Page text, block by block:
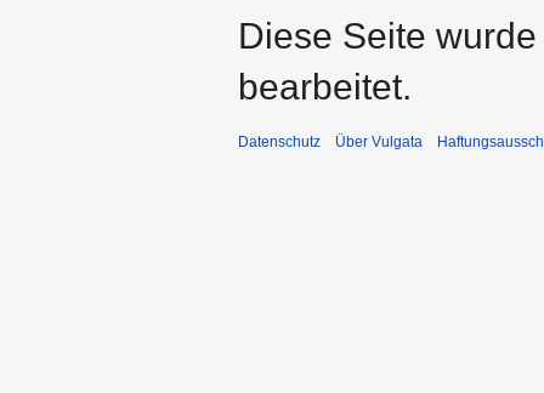
Diese Seite
bearbeitet.
Datenschutz Über Vulgata